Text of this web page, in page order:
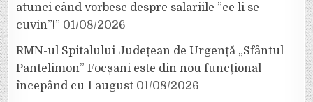
atunci când vorbesc despre salariile ”ce li se
cuvin”!” 01/08/2026
RMN-ul Spitalului Județean de Urgență „Sfântul
Pantelimon” Focșani este din nou funcțional
începând cu 1 august 01/08/2026